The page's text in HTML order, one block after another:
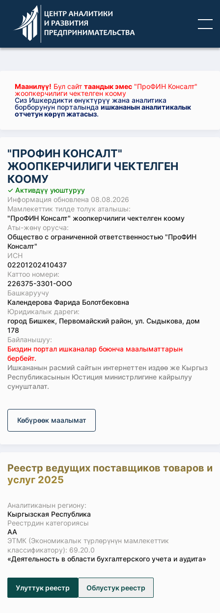
Маанилүү! Бул сайт таандык эмес "ПроФИН Консалт"
жоопкерчилиги чектелген коому
Сиз Ишкердикти өнүктүрүү жана аналитика
борборунун порталындаишкананын аналитикалык
отчетун көрүп жатасыз.
"ПРОФИН КОНСАЛТ"
ЖООПКЕРЧИЛИГИ ЧЕКТЕЛГЕН
КООМУ
✓ Активдүү уюштуруу
Информация обновлена 08.08.2026
Мамлекеттик тилде толук аталышы:
"ПроФИН Консалт" жоопкерчилиги чектелген коому
Аты-жөнү орусча:
Общество с ограниченной ответственностью "ПроФИН
Консалт"
ИСН
02201202410437
Каттоо номери:
226375-3301-ООО
Башкаруучу
Календерова Фарида Болотбековна
Юридикалык дареги:
город Бишкек, Первомайский район, ул. Сыдыкова, дом
178
Байланышуу:
Биздин портал ишканалар боюнча маалыматтарын
бербейт.
Ишкананын расмий сайтын интернеттен издөө же Кыргыз
Республикасынын Юстиция министрлигине кайрылуу
сунушталат.
Көбүрөөк маалымат
Реестр ведущих поставщиков товаров и
услуг 2025
Аналитиканын региону:
Кыргызская Республика
Реестрдин категориясы
АА
ЭТМК (Экономикалык түрлөрүнүн мамлекеттик
классификатору): 69.20.0
«Деятельность в области бухгалтерского учета и аудита»
Улуттук реестр Облустук реестр